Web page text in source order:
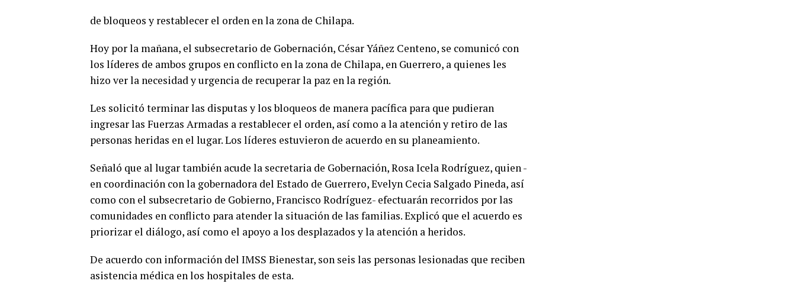
de bloqueos y restablecer el orden en la zona de Chilapa.
Hoy por la mañana, el subsecretario de Gobernación, César Yáñez Centeno, se comunicó con
los líderes de ambos grupos en conflicto en la zona de Chilapa, en Guerrero, a quienes les
hizo ver la necesidad y urgencia de recuperar la paz en la región.
Les solicitó terminar las disputas y los bloqueos de manera pacífica para que pudieran
ingresar las Fuerzas Armadas a restablecer el orden, así como a la atención y retiro de las
personas heridas en el lugar. Los líderes estuvieron de acuerdo en su planeamiento.
Señaló que al lugar también acude la secretaria de Gobernación, Rosa Icela Rodríguez, quien -
en coordinación con la gobernadora del Estado de Guerrero, Evelyn Cecia Salgado Pineda, así
como con el subsecretario de Gobierno, Francisco Rodríguez- efectuarán recorridos por las
comunidades en conflicto para atender la situación de las familias. Explicó que el acuerdo es
priorizar el diálogo, así como el apoyo a los desplazados y la atención a heridos.
De acuerdo con información del IMSS Bienestar, son seis las personas lesionadas que reciben
asistencia médica en los hospitales de esta.